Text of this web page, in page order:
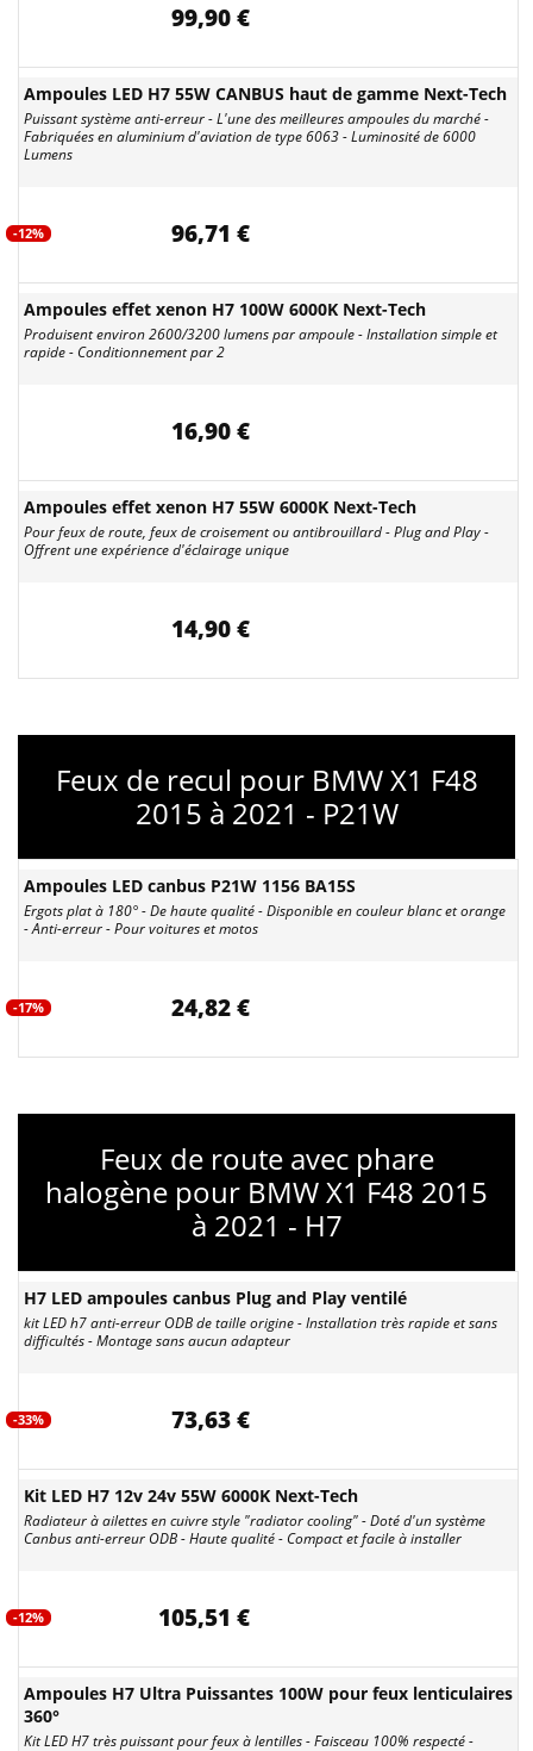
99,90 €
Ampoules LED H7 55W CANBUS haut de gamme Next-Tech
Puissant système anti-erreur - L'une des meilleures ampoules du marché -
Fabriquées en aluminium d'aviation de type 6063 - Luminosité de 6000
Lumens
-12% 96,71 €
Ampoules effet xenon H7 100W 6000K Next-Tech
Produisent environ 2600/3200 lumens par ampoule - Installation simple et
rapide - Conditionnement par 2
16,90 €
Ampoules effet xenon H7 55W 6000K Next-Tech
Pour feux de route, feux de croisement ou antibrouillard - Plug and Play -
Offrent une expérience d'éclairage unique
14,90 €
Feux de recul pour BMW X1 F48
2015 à 2021 - P21W
Ampoules LED canbus P21W 1156 BA15S
Ergots plat à 180° - De haute qualité - Disponible en couleur blanc et orange
- Anti-erreur - Pour voitures et motos
-17% 24,82 €
Feux de route avec phare
halogène pour BMW X1 F48 2015
à 2021 - H7
H7 LED ampoules canbus Plug and Play ventilé
kit LED h7 anti-erreur ODB de taille origine - Installation très rapide et sans
difficultés - Montage sans aucun adapteur
-33% 73,63 €
Kit LED H7 12v 24v 55W 6000K Next-Tech
Radiateur à ailettes en cuivre style "radiator cooling" - Doté d'un système
Canbus anti-erreur ODB - Haute qualité - Compact et facile à installer
-12% 105,51 €
Ampoules H7 Ultra Puissantes 100W pour feux lenticulaires
360°
Kit LED H7 très puissant pour feux à lentilles - Faisceau 100% respecté -